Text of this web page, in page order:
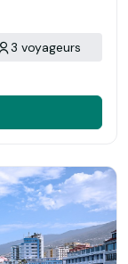
3 voyageurs